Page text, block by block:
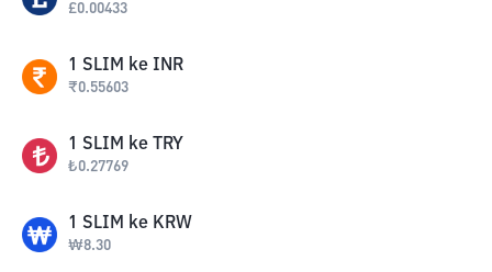
£0.00433
1 SLIM ke INR
₹0.55603
1 SLIM ke TRY
₺0.27769
1 SLIM ke KRW
₩8.30